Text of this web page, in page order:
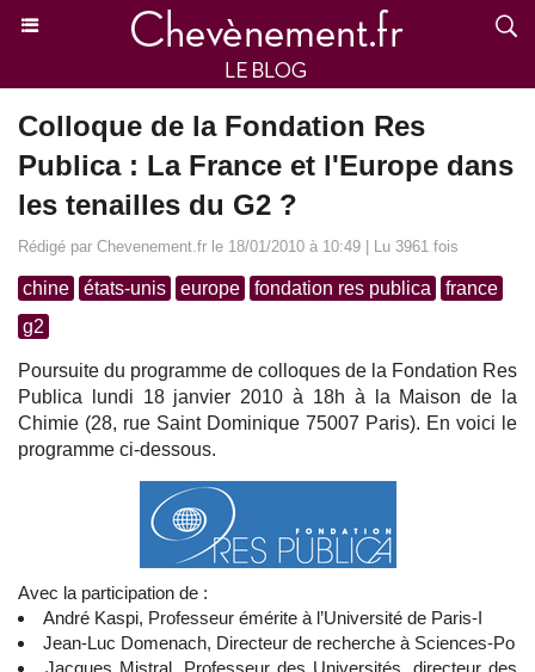
Colloque de la Fondation Res
Publica : La France et l'Europe dans
les tenailles du G2 ?
Rédigé par Chevenement.fr le 18/01/2010 à 10:49 | Lu 3961 fois
chine états-unis europe fondation res publica
france
g2
Poursuite du programme de colloques de la Fondation Res
Publica lundi 18 janvier 2010 à 18h à la Maison de la
Chimie (28, rue Saint Dominique 75007 Paris). En voici le
programme ci-dessous.
Avec la participation de :
André Kaspi, Professeur émérite à l’Université de Paris-I
Jean-Luc Domenach, Directeur de recherche à Sciences-Po
Jacques Mistral, Professeur des Universités, directeur des